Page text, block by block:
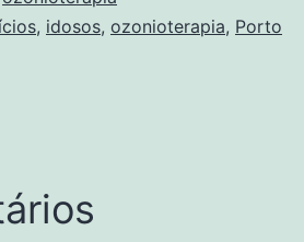
, idosos, ozonioterapia, Porto